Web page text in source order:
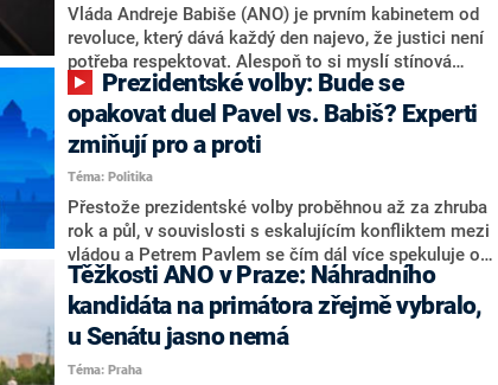
o případné kandidatuře kohokoliv ze zmíněné trojice
značně pochybuje. Podle něj současná koalice dosud
nemá osobu, která by Pavlovi mohla konkurovat.
Vláda Andreje Babiše (ANO) je prvním kabinetem od
revoluce, který dává každý den najevo, že justici není
potřeba respektovat. Alespoň to si myslí stínová
ministryně spravedlnosti ODS Eva Decroix. V
rozhovoru pro CNN Prima NEWS si nebrala servítky
ohledně politického výkonu svého nástupce Jeronýma
Tejce (za ANO) či vládní zmocněnkyně pro lidská
práva Taťány Malé (ANO). Označením „svoloč“ na
adresu vlády prý byla ještě hodná. Decroix se také
vrátila k volební porážce koalice Spolu či promluvila o
hnutí Naše Česko Martina Kuby.
opakovat duel Pavel vs. Babiš? Experti
zmiňují pro a proti
Téma: Politika
Přestože prezidentské volby proběhnou až za zhruba
rok a půl, v souvislosti s eskalujícím konfliktem mezi
vládou a Petrem Pavlem se čím dál více spekuluje o
tom, koho by do bitvy o Hrad mohla vyslat současná
koalice. Někteří političtí komentátoři znovu vytahují
jméno premiéra Andreje Babiše (ANO). Jak moc je
pravděpodobné, že se v prezidentských volbách 2028
bude znovu opakovat souboj z roku 2023?
Těžkosti ANO v Praze: Náhradního
kandidáta na primátora zřejmě vybralo,
u Senátu jasno nemá
Téma: Praha